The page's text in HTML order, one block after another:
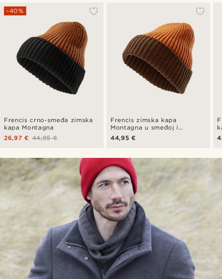
Frencis crno-smeđa zimska
kapa Montagna
-40%
44,95 €
26,97 €
Frencis zimska kapa
Montagna u smeđoj i
zagasito narančastoj boji
44,95 €